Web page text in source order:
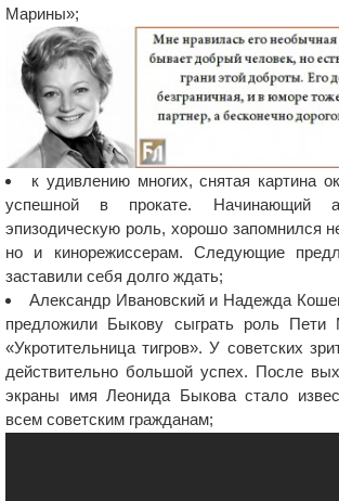
Марины»;
к удивлению многих, снятая картина
успешной в прокате. Начинающий
эпизодическую роль, хорошо запомнился
но и кинорежиссерам. Следующие
заставили себя долго ждать;
Александр Ивановский и Надежда
предложили Быкову сыграть роль Пети
«Укротительница тигров». У советских
действительно большой успех. После
экраны имя Леонида Быкова стало
всем советским гражданам;